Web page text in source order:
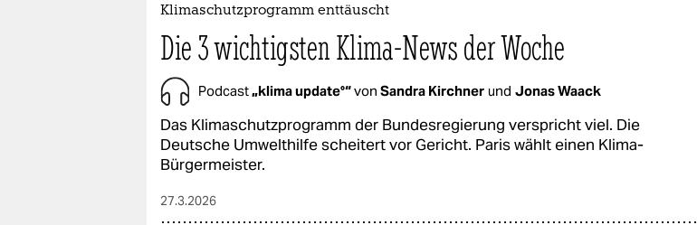
Klimaschutzprogramm enttäuscht
Die 3 wichtigsten Klima-News der Woche
Podcast„klima update°“von Sandra Kirchner und Jonas Waack
Das Klimaschutzprogramm der Bundesregierung verspricht viel. Die
Deutsche Umwelthilfe scheitert vor Gericht. Paris wählt einen Klima-
Bürgermeister.
27.3.2026